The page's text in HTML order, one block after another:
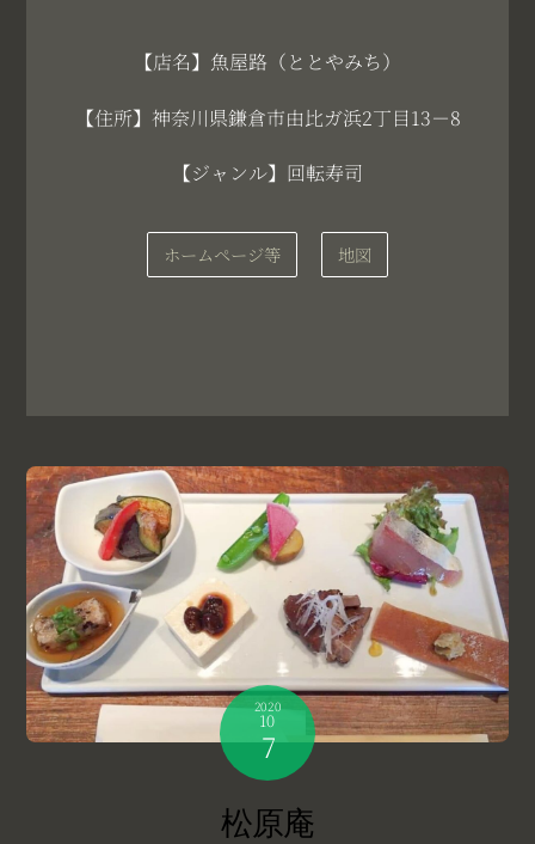
【店名】魚屋路（ととやみち）
【住所】神奈川県鎌倉市由比ガ浜2丁目13－8
【ジャンル】回転寿司
ホームページ等 地図
2020
10
7
松原庵